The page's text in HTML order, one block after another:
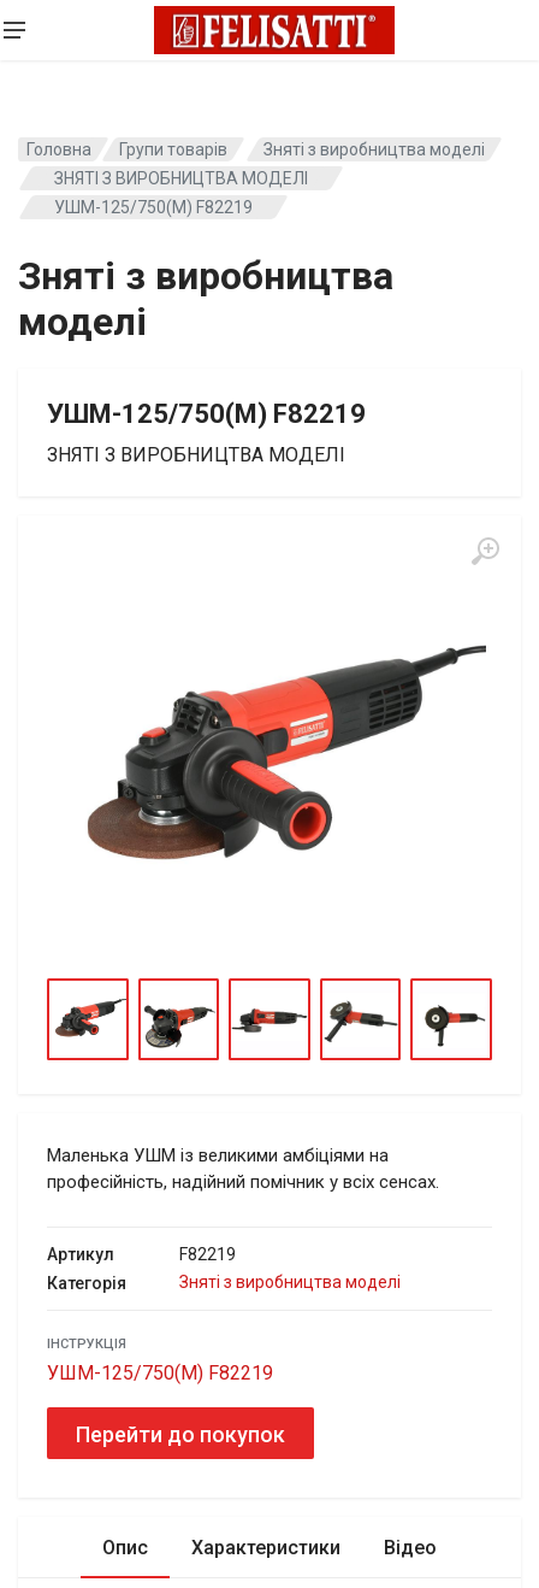
Головна Групи товарів
Зняті з виробництва моделі
ЗНЯТІ З ВИРОБНИЦТВА МОДЕЛІ
УШМ-125/750(M) F82219
Зняті з виробництва
моделі
УШМ-125/750(M) F82219
ЗНЯТІ З ВИРОБНИЦТВА МОДЕЛІ
Маленька УШМ із великими амбіціями на
професійність, надійний помічник у всіх сенсах.
Артикул
F82219
Категорія
Зняті з виробництва моделі
ІНСТРУКЦІЯ
УШМ-125/750(M) F82219
Перейти до покупок
Опис Характеристики Відео